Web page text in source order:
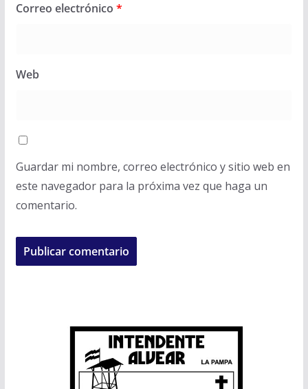
Correo electrónico *
Web
Guardar mi nombre, correo electrónico y sitio web en
este navegador para la próxima vez que haga un
comentario.